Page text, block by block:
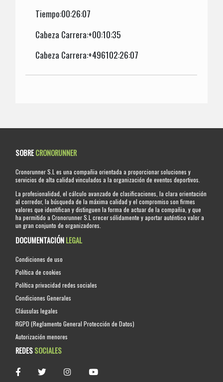
Tiempo:00:26:07
Cabeza Carrera:+00:10:35
Cabeza Carrera:+496102:26:07
SOBRECRONORUNNER
Cronorunner S.L es una compañia orientada a proporcionar soluciones y
servicios de alta calidad vinculados a la organización de eventos deportivos.
La profesionalidad, el cálculo avanzado de clasificaciones, la clara orientación
al corredor, la búsqueda de la máxima calidad y el compromiso son firmes
valores que identifican y distinguen la forma de actuar de la compañia, y que
ha permitido a Cronorunner S.L crecer sólidamente y aportar auténtico valor a
un gran conjunto de organizadores.
DOCUMENTACIÓNLEGAL
Condiciones de uso
Política de cookies
Política privacidad redes sociales
Condiciones Generales
Cláusulas legales
RGPD (Reglamento General Protección de Datos)
Autorización menores
REDESSOCIALES